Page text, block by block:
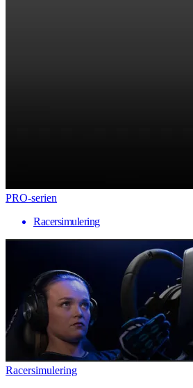
PRO-serien
Racersimulering
Racersimulering